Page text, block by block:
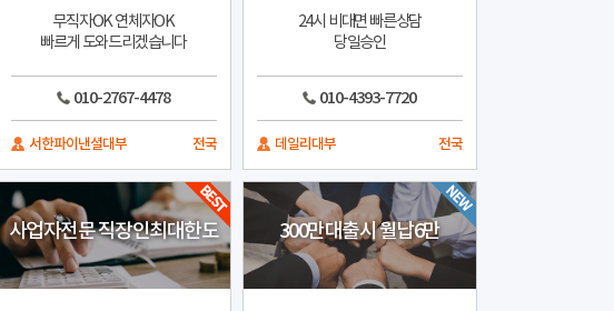
무직자OK 연체자OK
빠르게 도와드리겠습니다
010-2767-4478
서한파이낸셜대부 전국
24시 비대면 빠른상담
당일승인
010-4393-7720
데일리대부 전국
사업자전문 직장인최대한도 300만대출시 월납6만